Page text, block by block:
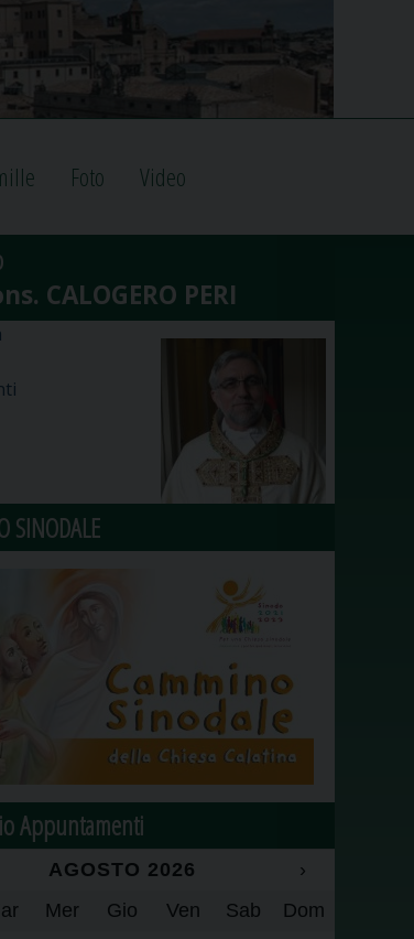
Foto Video
SINODALE
Appuntamenti
AGOSTO 2026
›
Mer Gio Ven Sab Dom